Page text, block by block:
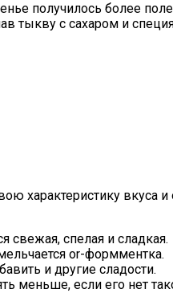
получилось более
тыкву с сахаром и
характеристику вкуса
свежая, спелая и сладкая.
or-формментка.
и другие сладости.
меньше, если его нет